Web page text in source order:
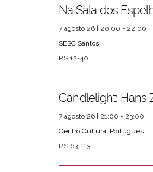
Na Sala dos
7 agosto 26 | 20:00 - 22:00
SESC Santos
R$ 12-40
Candlelight: Hans
7 agosto 26 | 21:00 - 23:00
Centro Cultural Português
R$ 63-113